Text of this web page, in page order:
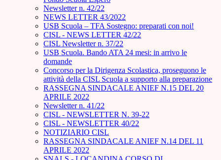
Newsletter n. 42/22
NEWS LETTER 43/2022
USB Scuola – TFA Sostegno: preparati con noi!
CISL - NEWS LETTER 42/22
CISL Newsletter n. 37/22
USB Scuola. Bando ATA 24 mesi: in arrivo le
domande
Concorso per la Dirigenza Scolastica, proseguono le
attività della CISL Scuola a supporto alla preparazione
RASSEGNA SINDACALE ANIEF N.15 DEL 20
APRILE 2022
Newsletter n. 41/22
CISL - NEWSLETTER N. 39-22
CISL - NEWSLETTER 40/22
NOTIZIARIO CISL
RASSEGNA SINDACALE ANIEF N.14 DEL 11
APRILE 2022